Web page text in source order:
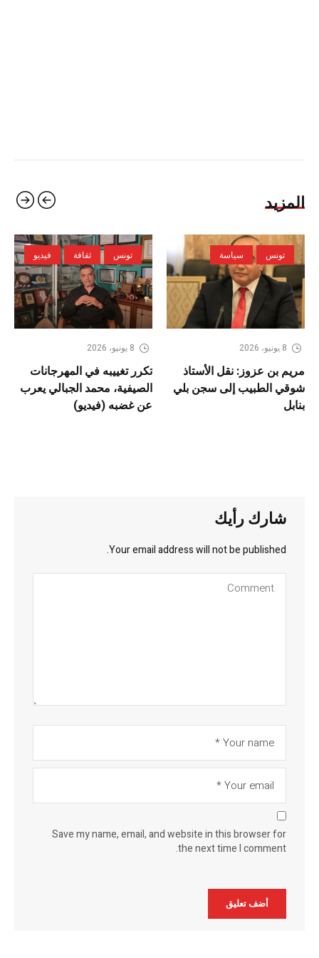
المزيد
تونس سياسة
8 يونيو، 2026
مريم بن عزوز: نقل الأستاذ
شوقي الطبيب إلى سجن بلي
بنابل
تونس ثقافة فيديو
8 يونيو، 2026
تكرر تغييبه في المهرجانات
الصيفية، محمد الجبالي يعرب
عن غضبه (فيديو)
شارك رأيك
Your email address will not be published.
Save my name, email, and website in this browser for
the next time I comment.